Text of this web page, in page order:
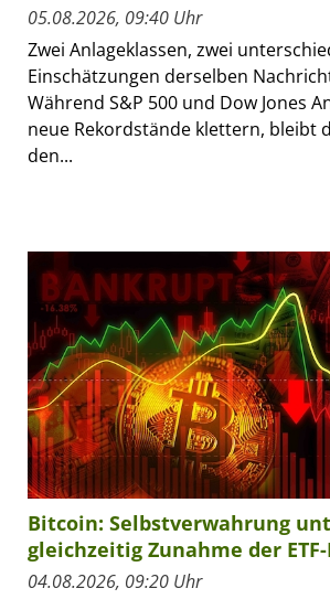
05.08.2026, 09:40 Uhr
Zwei Anlageklassen, zwei
Einschätzungen derselben
Während S&P 500 und Dow Jones
neue Rekordstände klettern, bleibt
den...
Bitcoin: Selbstverwahrung
gleichzeitig Zunahme der
04.08.2026, 09:20 Uhr